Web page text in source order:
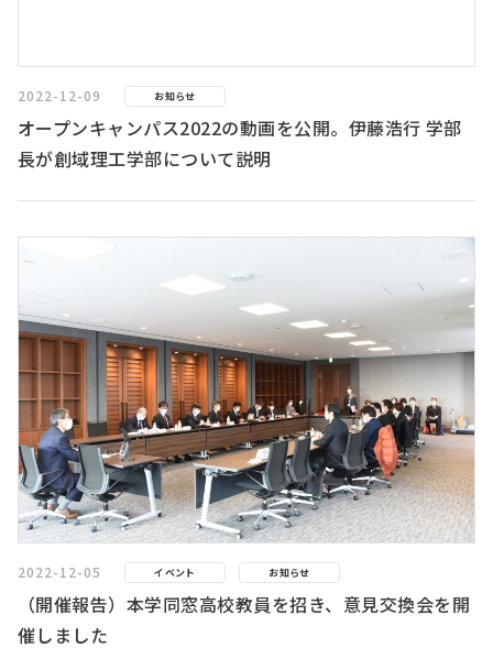
2022-12-09 お知らせ
オープンキャンパス2022の動画を公開。伊藤浩行 学部
長が創域理工学部について説明
2022-12-05 イベント お知らせ
（開催報告）本学同窓高校教員を招き、意見交換会を開
催しました